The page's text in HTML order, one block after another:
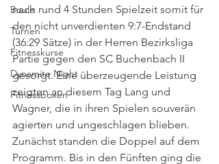
Boule
Turnen
Fitnesskurse
Dynamite Night
Fitnessboxen
nach rund 4 Stunden Spielzeit somit für
den nicht unverdienten 9:7-Endstand
(36:29 Sätze) in der Herren Bezirksliga
Partie gegen den SC Buchenbach II
gesorgt. Eine überzeugende Leistung
zeigten an diesem Tag Lang und
Wagner, die in ihren Spielen souverän
agierten und ungeschlagen blieben.
Zunächst standen die Doppel auf dem
Programm. Bis in den Fünften ging die